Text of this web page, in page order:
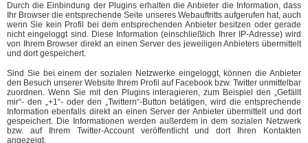
Durch die Einbindung der Plugins erhalten die Anbieter die Information, dass
Ihr Browser die entsprechende Seite unseres Webauftritts aufgerufen hat, auch
wenn Sie kein Profil bei dem entsprechenden Anbieter besitzen oder gerade
nicht eingeloggt sind. Diese Information (einschließlich Ihrer IP-Adresse) wird
von Ihrem Browser direkt an einen Server des jeweiligen Anbieters übermittelt
und dort gespeichert.
Sind Sie bei einem der sozialen Netzwerke eingeloggt, können die Anbieter
den Besuch unserer Website Ihrem Profil auf Facebook bzw. Twitter unmittelbar
zuordnen. Wenn Sie mit den Plugins interagieren, zum Beispiel den „Gefällt
mir“- den „+1“- oder den „Twittern“-Button betätigen, wird die entsprechende
Information ebenfalls direkt an einen Server der Anbieter übermittelt und dort
gespeichert. Die Informationen werden außerdem in dem sozialen Netzwerk
bzw. auf Ihrem Twitter-Account veröffentlicht und dort Ihren Kontakten
angezeigt.